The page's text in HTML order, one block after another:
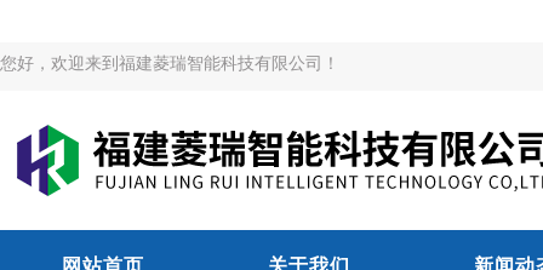
您好，欢迎来到福建菱瑞智能科技有限公司！
网站首页 关于我们 新闻动